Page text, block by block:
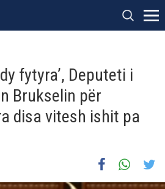
fytyra’, Deputeti i
Brukselin për
disa vitesh ishit pa